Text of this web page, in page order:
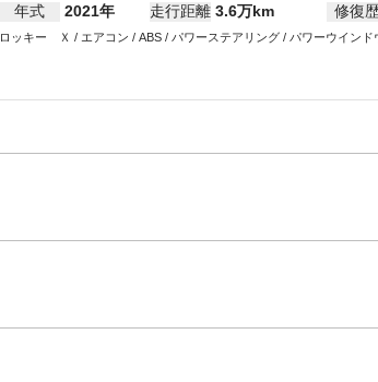
年式 2021年 走行距離 3.6万km 修復
ロッキー Ｘ / エアコン / ABS / パワーステアリング / パワーウインド